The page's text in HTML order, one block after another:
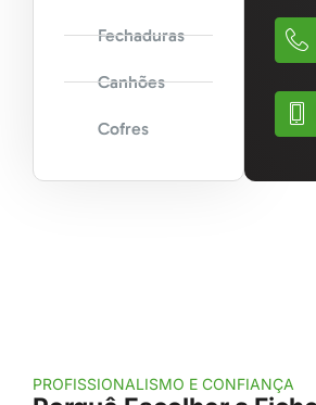
Fechaduras
Canhões
Cofres
PROFISSIONALISMO E CONFIANÇA